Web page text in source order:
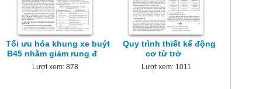
Tối ưu hóa khung xe buýt
B45 nhằm giảm rung đ
Lượt xem: 878
Quy trình thiết kế động
cơ từ trở
Lượt xem: 1011